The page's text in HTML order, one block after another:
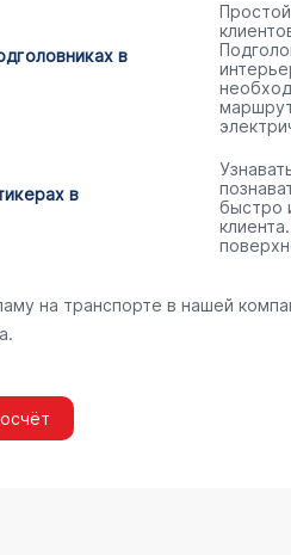
в
в
быстро
на транспорте в нашей